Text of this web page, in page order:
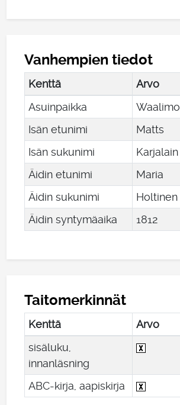
Vanhempien tiedot
Kenttä
Arvo
Asuinpaikka
Waalimo
Isän etunimi
Matts
Isän sukunimi
Karjalain
Äidin etunimi
Maria
Äidin sukunimi
Holtinen
Äidin syntymäaika
1812
Taitomerkinnät
Kenttä
Arvo
sisäluku,
innanläsning
ABC-kirja, aapiskirja